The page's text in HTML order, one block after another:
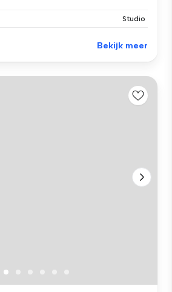
Studio
Bekijk meer